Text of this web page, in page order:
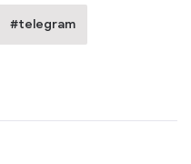
#telegram